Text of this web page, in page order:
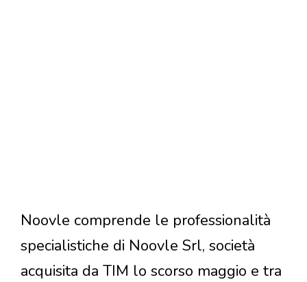
Noovle comprende le professionalità
specialistiche di Noovle Srl, società
acquisita da TIM lo scorso maggio e tra